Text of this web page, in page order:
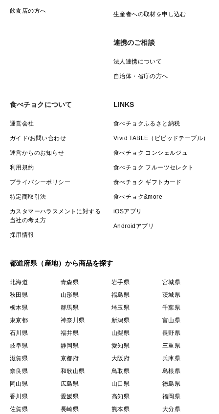
飲食店の方へ 生産者への取材を申し込む
連携のご相談
法人連携について
自治体・省庁の方へ
食べチョクについて
運営会社
ガイド/お問い合わせ
運営からのお知らせ
利用規約
プライバシーポリシー
特定商取引法
カスタマーハラスメントに対する
当社の考え方
採用情報
LINKS
食べチョクふるさと納税
Vivid TABLE（ビビッドテーブル）
食べチョク コンシェルジュ
食べチョク フルーツセレクト
食べチョク ギフトカード
食べチョク&more
iOSアプリ
Androidアプリ
都道府県（産地）から商品を探す
北海道 青森県 岩手県
宮城県
秋田県
山形県 福島県
茨城県
栃木県
群馬県 埼玉県
千葉県
東京都
神奈川県 新潟県
富山県
石川県
福井県 山梨県
長野県
岐阜県
静岡県 愛知県
三重県
滋賀県
京都府 大阪府
兵庫県
奈良県
和歌山県 鳥取県
島根県
岡山県
広島県 山口県
徳島県
香川県
愛媛県 高知県
福岡県
佐賀県
長崎県 熊本県 大分県